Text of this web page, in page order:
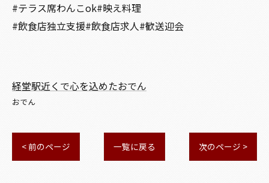
#テラス席わんこok#映え料理
#飲食店独立支援#飲食店求人#歓送迎会
経堂駅近くで心を込めたおでん
おでん
< 前のページ 一覧に戻る 次のページ >